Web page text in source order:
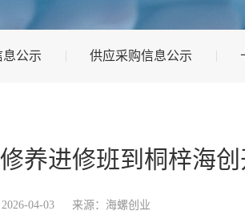
公示 供应采购信息公示
养进修班到桐梓海
04-03 来源：海螺创业